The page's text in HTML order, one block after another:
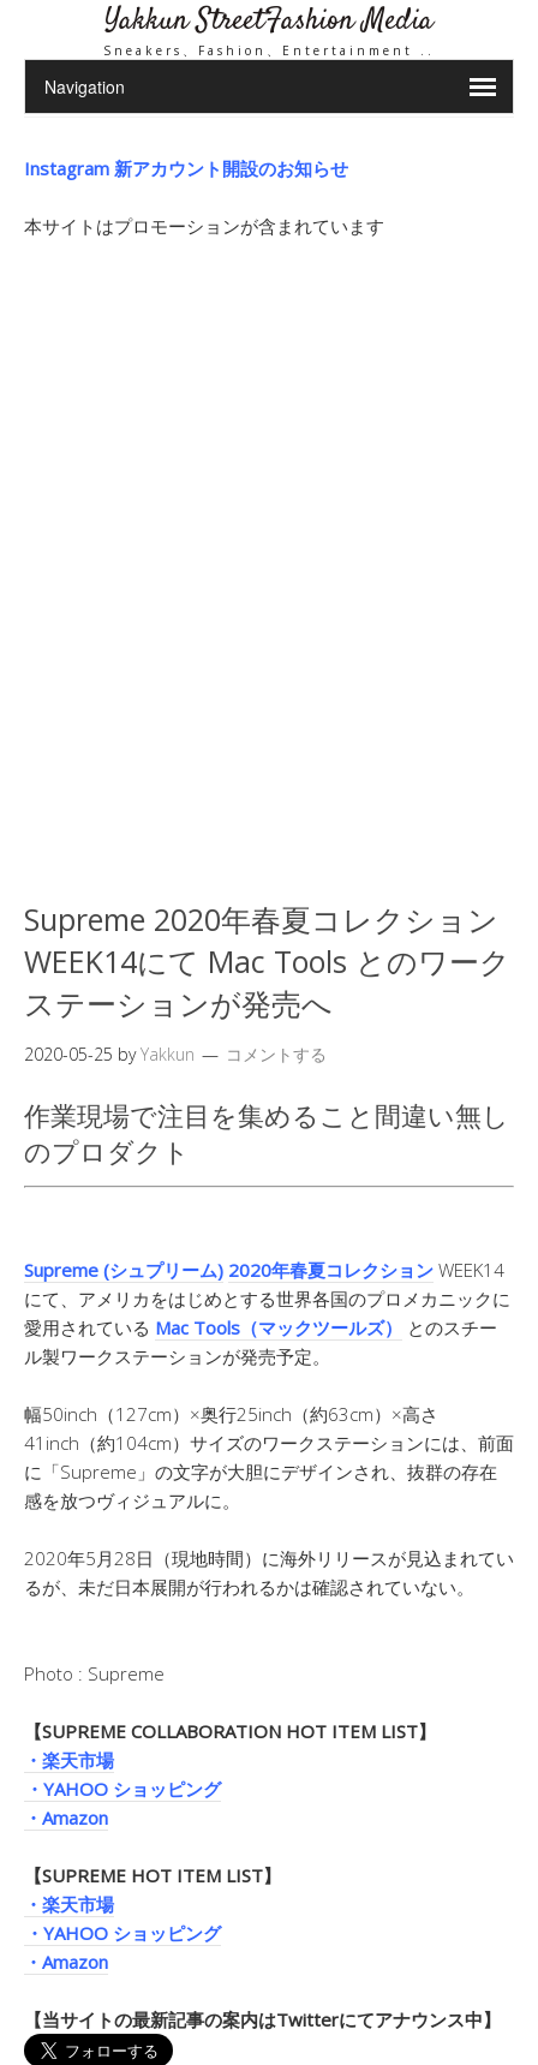
Yakkun StreetFashion Media
Sneakers、Fashion、Entertainment ..
Instagram 新アカウント開設のお知らせ
本サイトはプロモーションが含まれています
Supreme 2020年春夏コレクション
WEEK14にて Mac Tools とのワーク
ステーションが発売へ
2020-05-25 byYakkun コメントする
作業現場で注目を集めること間違い無し
のプロダクト
Supreme (シュプリーム) 2020年春夏コレクション WEEK14
にて、アメリカをはじめとする世界各国のプロメカニックに
愛用されている Mac Tools（マックツールズ）
とのスチー
ル製ワークステーションが発売予定。
幅50inch（127cm）×奥行25inch（約63cm）×高さ
41inch（約104cm）サイズのワークステーションには、前面
に「Supreme」の文字が大胆にデザインされ、抜群の存在
感を放つヴィジュアルに。
2020年5月28日（現地時間）に海外リリースが見込まれてい
るが、未だ日本展開が行われるかは確認されていない。
Photo : Supreme
【SUPREME COLLABORATION HOT ITEM LIST】
・楽天市場
・YAHOO ショッピング
・Amazon
【SUPREME HOT ITEM LIST】
・楽天市場
・YAHOO ショッピング
・Amazon
【当サイトの最新記事の案内はTwitterにてアナウンス中】